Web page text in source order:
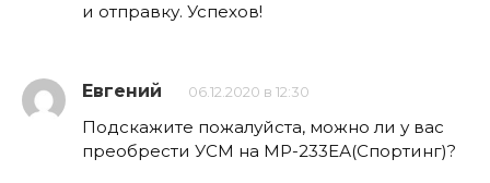
и отправку. Успехов!
Евгений 06.12.2020 в 12:30
Подскажите пожалуйста, можно ли у вас
преобрести УСМ на МР-233ЕА(Спортинг)?